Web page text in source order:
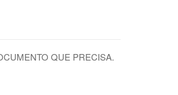
QUE PRECISA.